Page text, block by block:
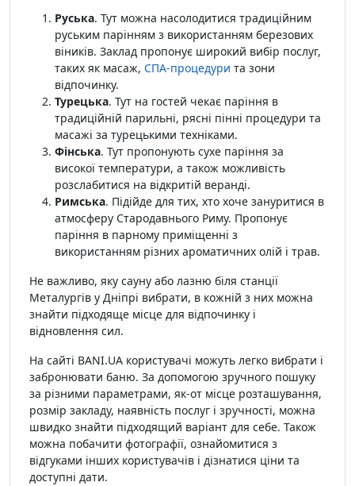
Руська. Тут можна насолодитися традиційним
руським парінням з використанням березових
віників. Заклад пропонує широкий вибір послуг,
таких як масаж, СПА-процедури та зони
відпочинку.
Турецька. Тут на гостей чекає паріння в
традиційній парильні, рясні пінні процедури та
масажі за турецькими техніками.
Фінська. Тут пропонують сухе паріння за
високої температури, а також можливість
розслабитися на відкритій веранді.
Римська. Підійде для тих, хто хоче зануритися в
атмосферу Стародавнього Риму. Пропонує
паріння в парному приміщенні з
використанням різних ароматичних олій і трав.
Не важливо, яку сауну або лазню біля станції
Металургів у Дніпрі вибрати, в кожній з них можна
знайти підходяще місце для відпочинку і
відновлення сил.
На сайті BANI.UA користувачі можуть легко вибрати і
забронювати баню. За допомогою зручного пошуку
за різними параметрами, як-от місце розташування,
розмір закладу, наявність послуг і зручності, можна
швидко знайти підходящий варіант для себе. Також
можна побачити фотографії, ознайомитися з
відгуками інших користувачів і дізнатися ціни та
доступні дати.